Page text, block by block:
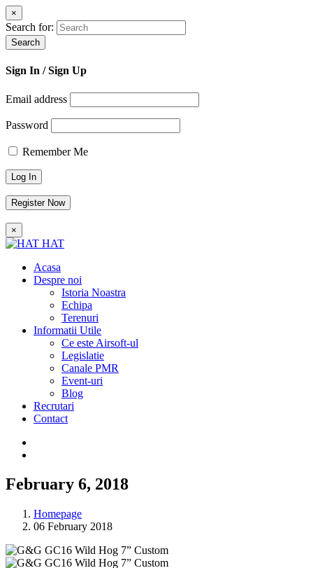
×
Search for:
Search
Sign In / Sign Up
Email address
Password
Remember Me
Register Now
×
HAT
Acasa
Despre noi
Istoria Noastra
Echipa
Terenuri
Informatii Utile
Ce este Airsoft-ul
Legislatie
Canale PMR
Event-uri
Blog
Recrutari
Contact
February 6, 2018
Homepage
06 February 2018